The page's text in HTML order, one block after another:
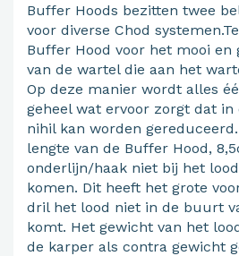
Buffer Hoods bezitten twee
voor diverse Chod
Buffer Hood voor het mooi en
van de wartel die aan het
Op deze manier wordt alles
geheel wat ervoor zorgt dat
nihil kan worden
lengte van de Buffer Hood,
onderlijn/haak niet bij het
komen. Dit heeft het grote
dril het lood niet in de buurt
komt. Het gewicht van het
de karper als contra gewicht